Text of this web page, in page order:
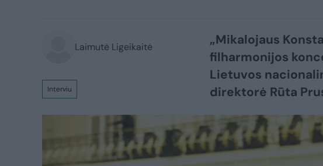
Laimutė Ligeikaitė
Interviu
„Mikalojaus
filharmonijos
Lietuvos
direktorė Rūta